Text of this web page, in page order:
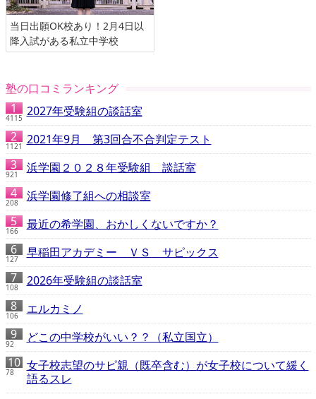
当日出願OK校あり！2月4日以
降入試がある私立中学校
塾の口コミランキング
4115 2027年受験組の談話室
1121 2021年9月 第3回合不合判定テスト
921 浜学園２０２８年受験組 談話室
208 浜学園修了組への相談室
166 最近の希学園、おかしくないですか？
127 早稲田アカデミー ＶＳ サピックス
108 2026年受験組の談話室
106 エルカミノ
92 どこの中学校がいい？？（私立国立）
78
女子校志望のサピ親（既卒含む）が女子校について緩く
語るスレ